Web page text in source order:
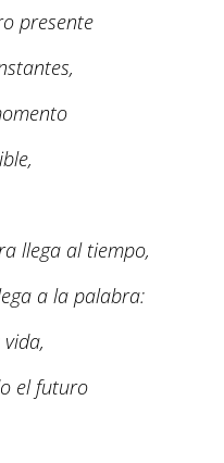
presente
llega al tiempo,
a la palabra:
el futuro